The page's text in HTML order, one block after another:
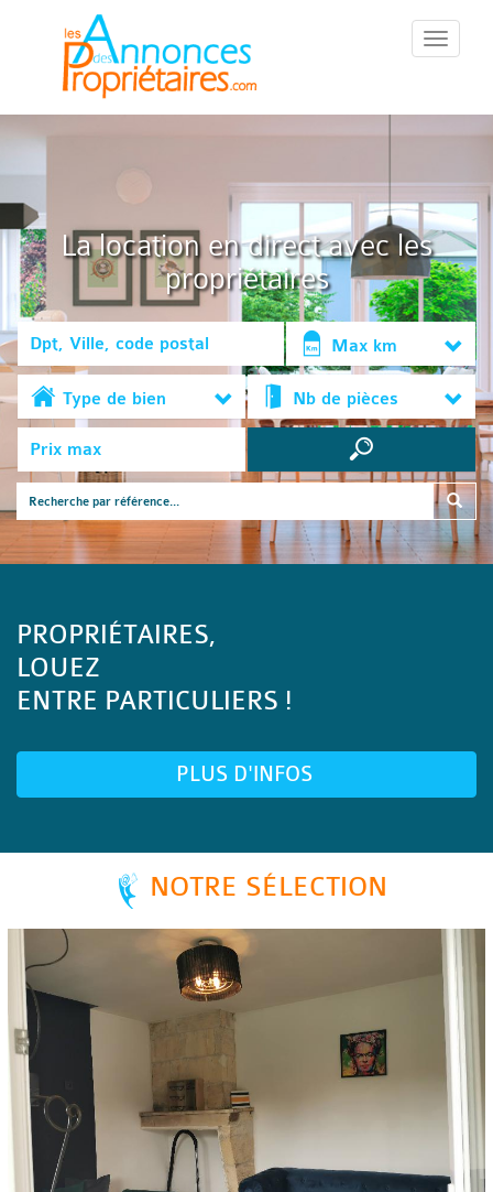
::Menu::
La location en direct avec les
propriétaires
Max km
Type de bien Nb de pièces
PROPRIÉTAIRES,
LOUEZ
ENTRE PARTICULIERS !
PLUS D'INFOS
NOTRE SÉLECTION